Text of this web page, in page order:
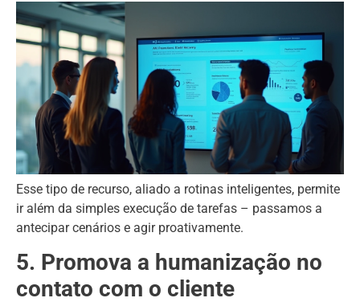
Esse tipo de recurso, aliado a rotinas inteligentes, permite
ir além da simples execução de tarefas – passamos a
antecipar cenários e agir proativamente.
5. Promova a humanização no
contato com o cliente